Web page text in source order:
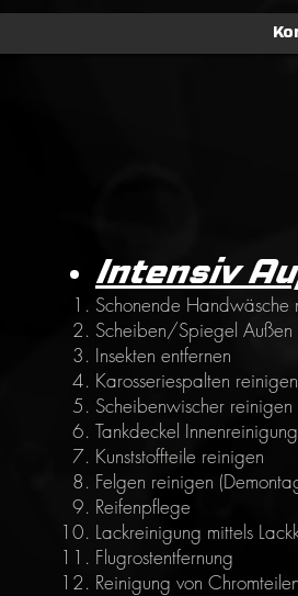
Intensiv
Schonende Handwäsche
Scheiben/Spiegel Außen
Insekten entfernen
Karosseriespalten reinigen
Scheibenwischer reinigen
Tankdeckel Innenreinigung
Kunststoffteile reinigen
Felgen reinigen
Reifenpflege
Lackreinigung mittels
Flugrostentfernung
Reinigung von Chromteilen